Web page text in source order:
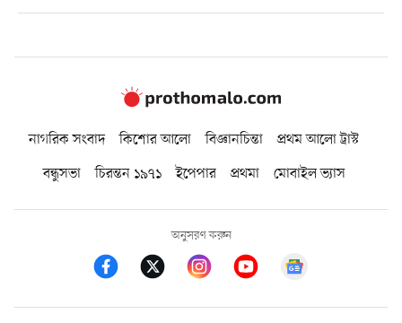
নাগরিক সংবাদ কিশোর আলো বিজ্ঞানচিন্তা
প্রথম আলো ট্রাস্ট
বন্ধুসভা
চিরন্তন ১৯৭১ ইপেপার প্রথমা মোবাইল ভ্যাস
অনুসরণ করুন